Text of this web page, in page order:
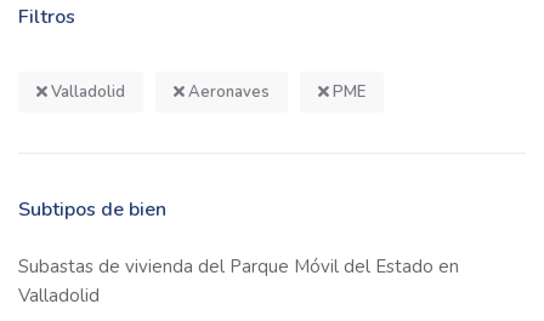
Filtros
Valladolid Aeronaves PME
Subtipos de bien
Subastas de vivienda del Parque Móvil del Estado en
Valladolid